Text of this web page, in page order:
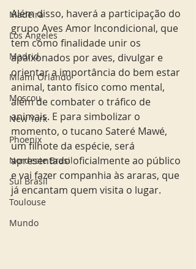
Madeira
Los Angeles
Madrid
Miami Orlando
Moscou
New York
Phoenix
Nordeste Brasil
Sul Brasil
Toulouse
Mundo
Além disso, haverá a participação do
grupo Aves Amor Incondicional, que
tem como finalidade unir os
apaixonados por aves, divulgar e
orientar a importância do bem estar
animal, tanto físico como mental,
além de combater o tráfico de
animais. E para simbolizar o
momento, o tucano Sateré Mawé,
um filhote da espécie, será
apresentado oficialmente ao público
e vai fazer companhia às araras, que
já encantam quem visita o lugar.